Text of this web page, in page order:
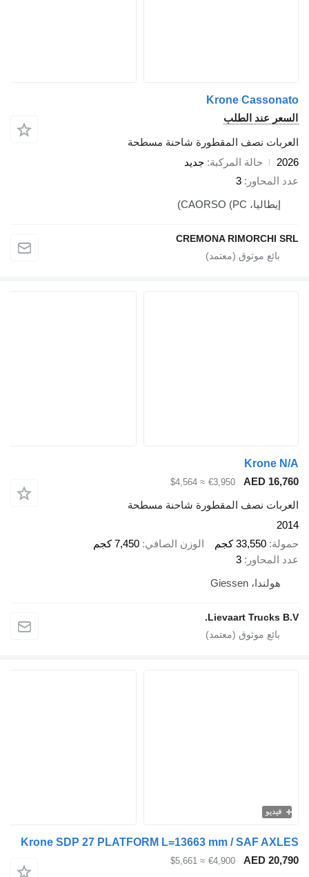
Krone Cassonato
السعر عند الطلب
العربات نصف المقطورة شاحنة مسطحة
2026
حالة المركبة جديد
عدد المحاور
3
إيطاليا، CAORSO (PC)
CREMONA RIMORCHI SRL
Krone N/A
AED 16,760
€3,950
≈ $4,564
العربات نصف المقطورة شاحنة مسطحة
2014
حمولة 33,550 كجم الوزن الصافي 7,450 كجم
عدد المحاور
3
هولندا، Giessen
Lievaart Trucks B.V.
فيديو
Krone SDP 27 PLATFORM L=13663 mm / SAF AXLES
AED 20,790
€4,900
≈ $5,661